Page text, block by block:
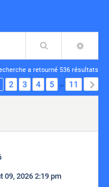
Rechercher
a retourné 536 résultats
1 SUR 11
2 3 4 5 … 11
09, 2026 2:19 pm